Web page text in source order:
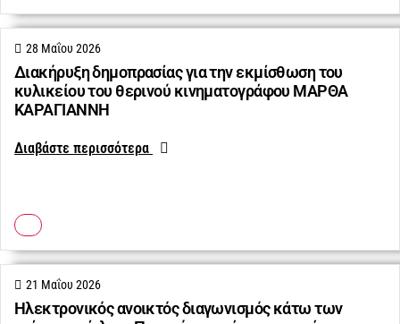
Διακήρυξη δημοπρασίας για την εκμίσθωση του
κυλικείου του θερινού κινηματογράφου ΜΑΡΘΑ
ΚΑΡΑΓΙΑΝΝΗ
28 Μαΐου 2026
Διαβάστε περισσότερα
Ηλεκτρονικός ανοικτός διαγωνισμός κάτω των
21 Μαΐου 2026